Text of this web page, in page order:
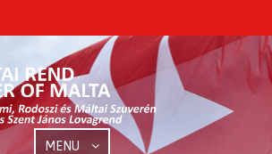
MENU